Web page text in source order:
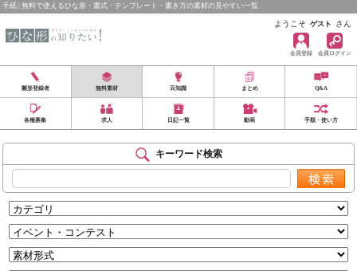
手紙 | 無料で使えるひな形・書式・テンプレート・書き方の素材の見やすい一覧
ようこそ ゲスト さん
会員登録 会員ログイン
雛形登録者 無料素材 豆知識 まとめ Q&A
各種募集 求人 日記一覧 動画 手順・使い方
キーワード検索